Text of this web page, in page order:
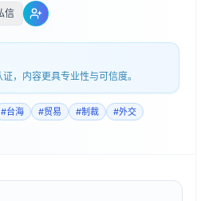
信
，内容更具专业性与可信度。
#台海 #贸易 #制裁 #外交